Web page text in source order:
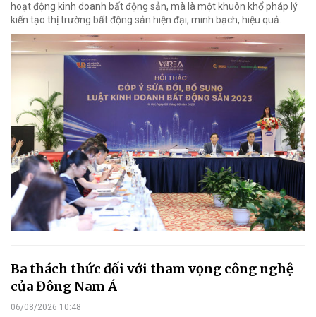
hoạt động kinh doanh bất động sản, mà là một khuôn khổ pháp lý
kiến tạo thị trường bất động sản hiện đại, minh bạch, hiệu quả.
Ba thách thức đối với tham vọng công nghệ
của Đông Nam Á
06/08/2026 10:48